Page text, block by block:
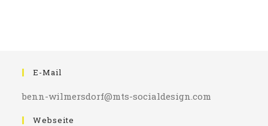
E-Mail
benn-wilmersdorf@mts-socialdesign.com
Webseite